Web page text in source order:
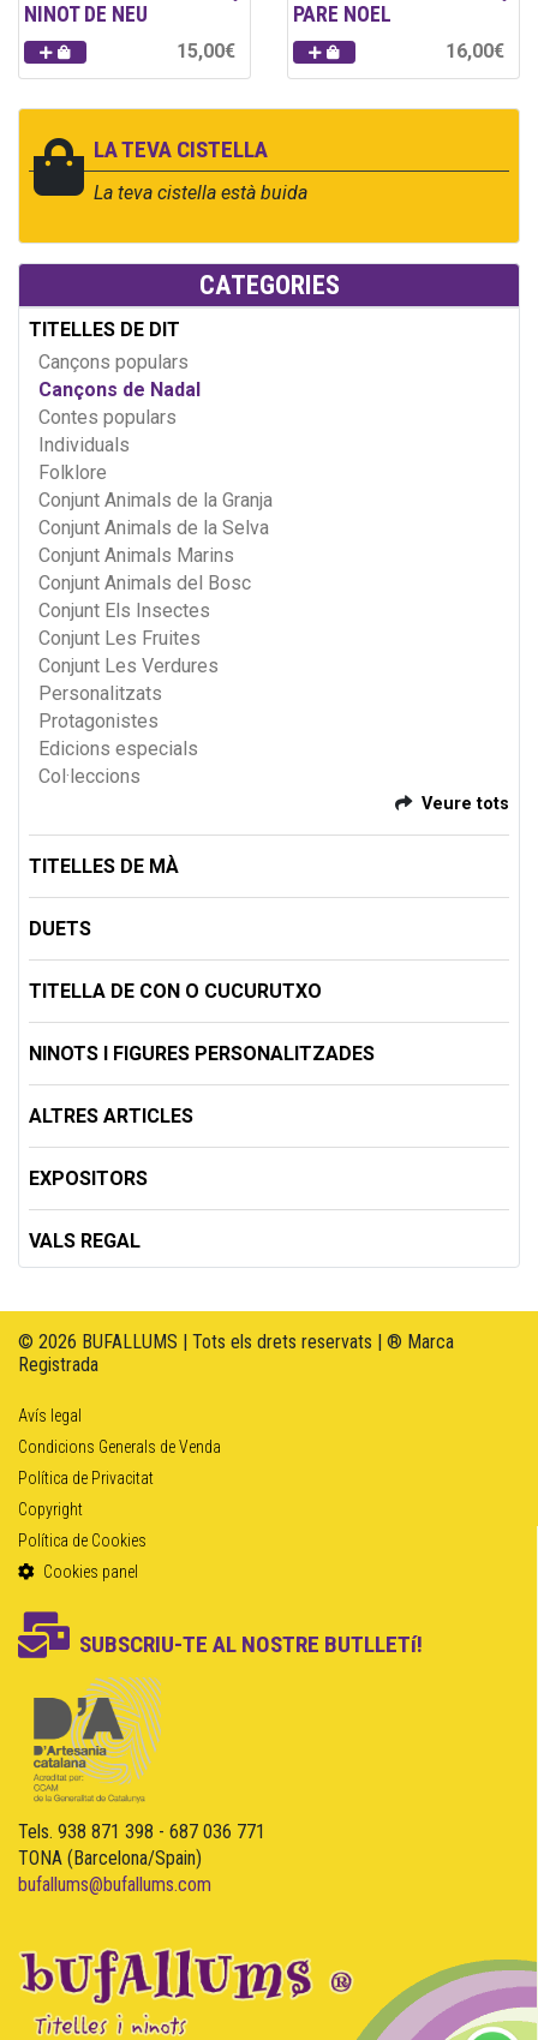
LA TEVA CISTELLA
La teva cistella està buida
CATEGORIES
TITELLES DE DIT
Cançons populars
Cançons de Nadal
Contes populars
Individuals
Folklore
Conjunt Animals de la Granja
Conjunt Animals de la Selva
Conjunt Animals Marins
Conjunt Animals del Bosc
Conjunt Els Insectes
Conjunt Les Fruites
Conjunt Les Verdures
Personalitzats
Protagonistes
Edicions especials
Col·leccions
Veure tots
TITELLES DE MÀ
DUETS
TITELLA DE CON O CUCURUTXO
NINOTS I FIGURES PERSONALITZADES
ALTRES ARTICLES
EXPOSITORS
VALS REGAL
NINOT DE NEU
15,00€
PARE NOEL
16,00€
© 2026 BUFALLUMS | Tots els drets reservats | ® Marca
Registrada
Avís legal
Condicions Generals de Venda
Política de Privacitat
Copyright
Política de Cookies
Cookies panel
SUBSCRIU-TE AL NOSTRE BUTLLETí!
Tels. 938 871 398 - 687 036 771
TONA (Barcelona/Spain)
bufallums@bufallums.com